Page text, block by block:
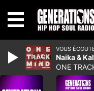
VOUS
Naika &
ONE